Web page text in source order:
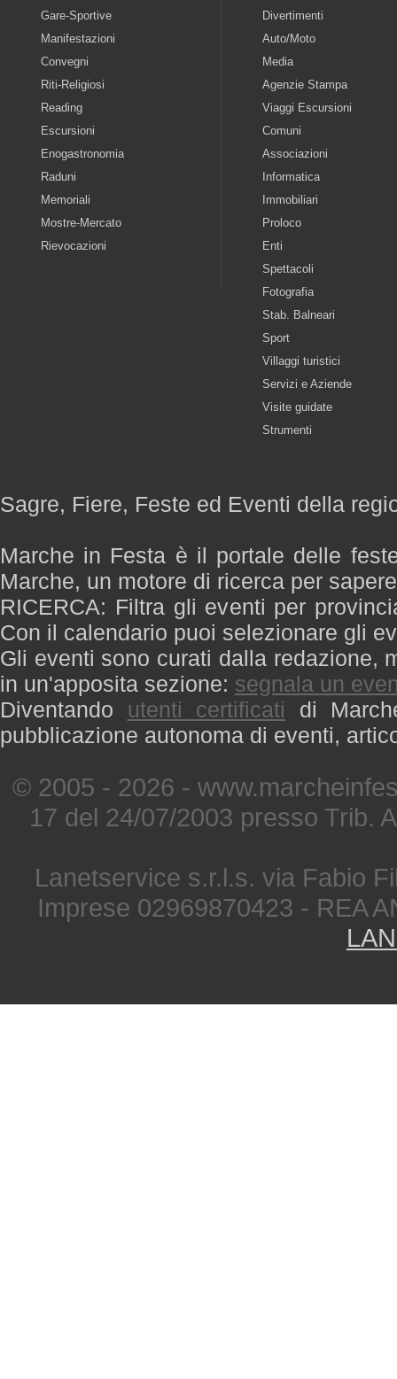
Gare-Sportive
Manifestazioni
Convegni
Riti-Religiosi
Reading
Escursioni
Enogastronomia
Raduni
Memoriali
Mostre-Mercato
Rievocazioni
Divertimenti
Auto/Moto
Media
Agenzie Stampa
Viaggi Escursioni
Comuni
Associazioni
Informatica
Immobiliari
Proloco
Enti
Spettacoli
Fotografia
Stab. Balneari
Sport
Villaggi turistici
Servizi e Aziende
Visite guidate
Strumenti
Sagre, Fiere, Feste ed Eventi della
Marche in Festa è il portale delle
Marche, un motore di ricerca per
RICERCA: Filtra gli eventi per
Con il calendario puoi selezionare gli
Gli eventi sono curati dalla redazione,
in un'apposita sezione: segnala un
Diventando utenti certificati di
pubblicazione autonoma di eventi,
© 2005 - 2026 -
17 del 24/07/2003 presso Trib.
Lanetservice s.r.l.s. via Fabio
Imprese 02969870423 - REA